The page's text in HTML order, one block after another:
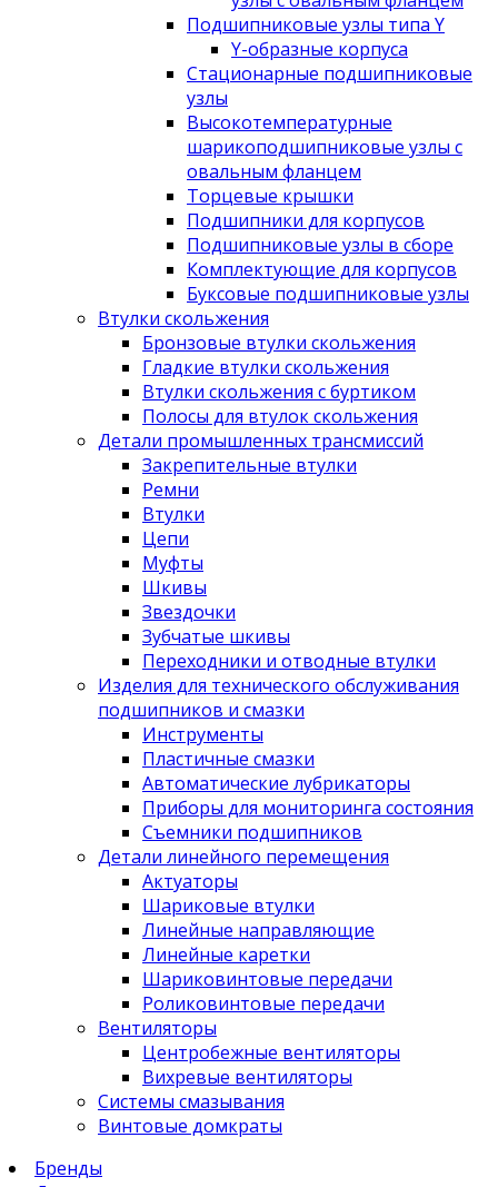
Подшипниковые узлы типа Y
Y-образные корпуса
Стационарные подшипниковые
узлы
Высокотемпературные
шарикоподшипниковые узлы с
овальным фланцем
Торцевые крышки
Подшипники для корпусов
Подшипниковые узлы в сборе
Комплектующие для корпусов
Буксовые подшипниковые узлы
Втулки скольжения
Бронзовые втулки скольжения
Гладкие втулки скольжения
Втулки скольжения с буртиком
Полосы для втулок скольжения
Детали промышленных трансмиссий
Закрепительные втулки
Ремни
Втулки
Цепи
Муфты
Шкивы
Звездочки
Зубчатые шкивы
Переходники и отводные втулки
Изделия для технического обслуживания
подшипников и смазки
Инструменты
Пластичные смазки
Автоматические лубрикаторы
Приборы для мониторинга состояния
Съемники подшипников
Детали линейного перемещения
Актуаторы
Шариковые втулки
Линейные направляющие
Линейные каретки
Шариковинтовые передачи
Роликовинтовые передачи
Вентиляторы
Центробежные вентиляторы
Вихревые вентиляторы
Системы смазывания
Винтовые домкраты
Бренды